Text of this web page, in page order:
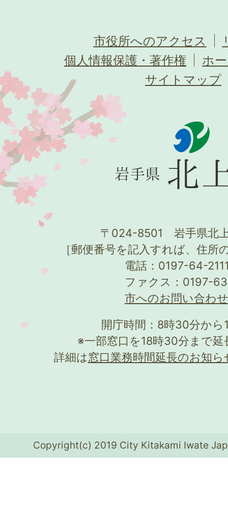
市役所へのアクセス
個人情報保護・著作権
ホ
サイトマップ
〒024-8501 岩手県北
［郵便番号を記入すれば、住所
電話：0197-64-
ファクス：0197-
市へのお問い合わ
開庁時間：8時30分か
※一部窓口を18時30分まで
詳細は窓口業務時間延長のお知ら
Copyright(c) 2019 City Kitakami Iwate